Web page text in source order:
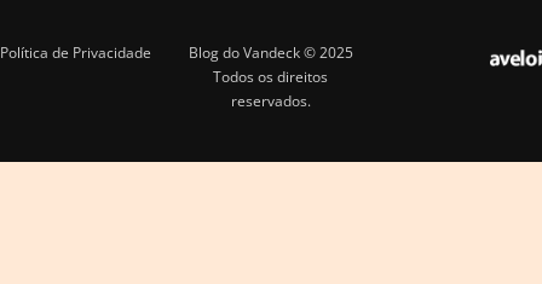
Política de Privacidade
Blog do Vandeck © 2025
Todos os direitos
reservados.